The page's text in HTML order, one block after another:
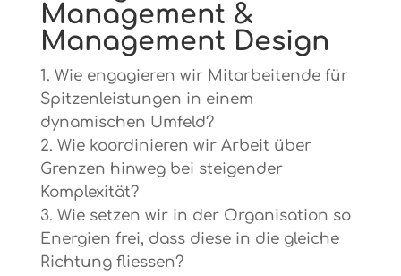
Management &
Management Design
Wie engagieren wir Mitarbeitende für
Spitzenleistungen in einem
dynamischen Umfeld?
Wie koordinieren wir Arbeit über
Grenzen hinweg bei steigender
Komplexität?
Wie setzen wir in der Organisation so
Energien frei, dass diese in die gleiche
Richtung fliessen?